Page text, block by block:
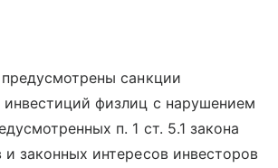
санкции
инвестиций физлиц с нарушением
п. 1 ст. 5.1 закона
законных интересов инвесторов